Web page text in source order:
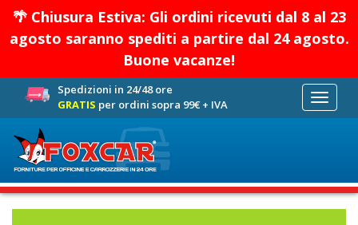
🌴 Chiusura Estiva: Gli ordini ricevuti dal 8 al 23
agosto saranno spediti a partire dal 24 agosto.
Buone vacanze!
Spedizioni in 24/48 ore
GRATIS per ordini sopra 99€ + IVA
Toggle